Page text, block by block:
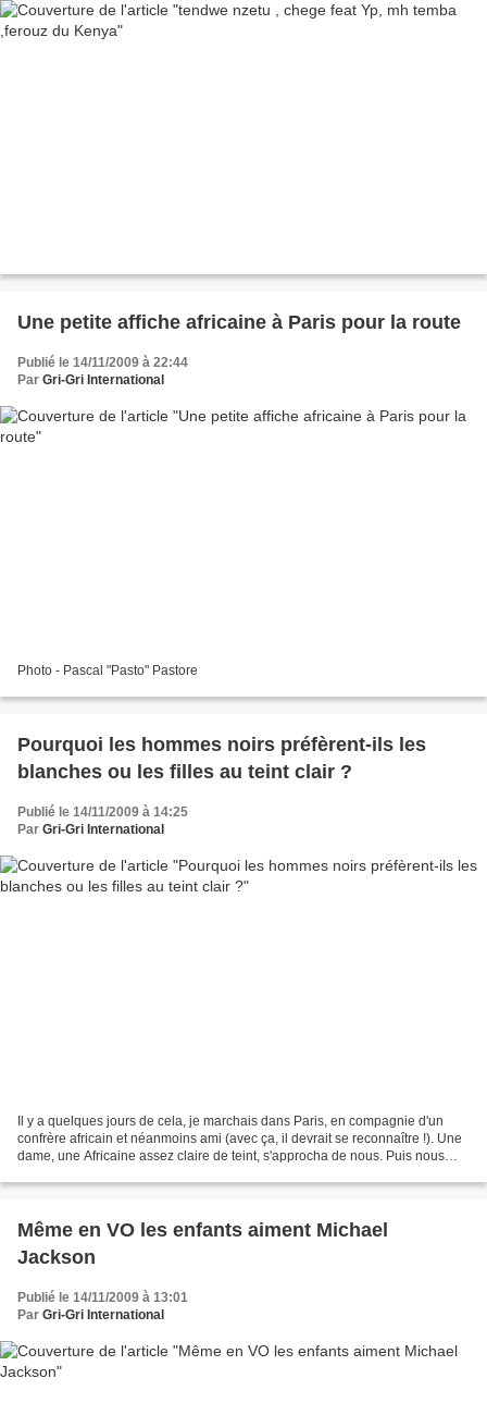
Une petite affiche africaine à Paris pour la route
Publié le 14/11/2009 à 22:44
Par Gri-Gri International
Photo - Pascal "Pasto" Pastore
Pourquoi les hommes noirs préfèrent-ils les
blanches ou les filles au teint clair ?
Publié le 14/11/2009 à 14:25
Par Gri-Gri International
Il y a quelques jours de cela, je marchais dans Paris, en compagnie d'un
confrère africain et néanmoins ami (avec ça, il devrait se reconnaître !). Une
dame, une Africaine assez claire de teint, s'approcha de nous. Puis nous
Même en VO les enfants aiment Michael
Jackson
Publié le 14/11/2009 à 13:01
Par Gri-Gri International